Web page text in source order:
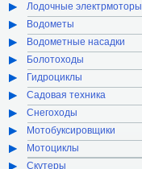
Лодочные электрмоторы
Водометы
Водометные насадки
Болотоходы
Гидроциклы
Садовая техника
Снегоходы
Мотобуксировщики
Мотоциклы
Скутеры